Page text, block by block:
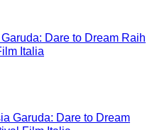
Dare to Dream Raih
Italia